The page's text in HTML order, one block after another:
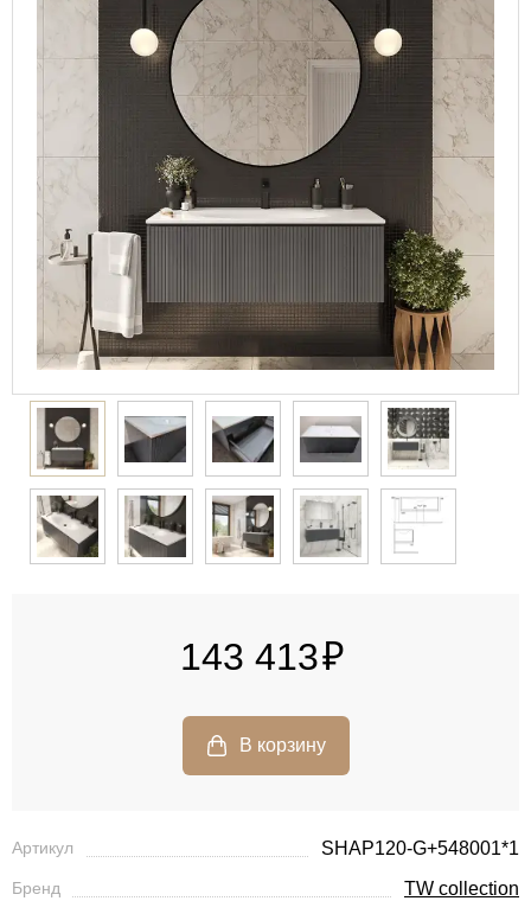
Артикул SHAP120-G+548001*1
Бренд TW collection
143 413